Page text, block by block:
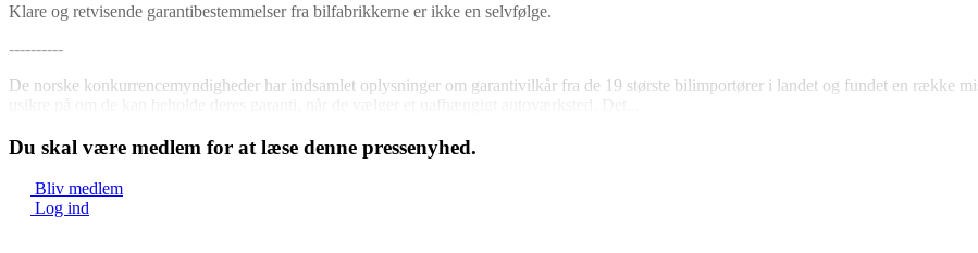
Klare og retvisende garantibestemmelser fra bilfabrikkerne er ikke en selvfølge.
----------
De norske konkurrencemyndigheder har indsamlet oplysninger om garantivilkår fra de 19 største bilimportører i landet og fundet en række
usikre på om de kan beholde deres garanti, når de vælger et uafhængigt autoværksted. Det...
Du skal være medlem for at læse denne pressenyhed.
Bliv medlem
Log ind